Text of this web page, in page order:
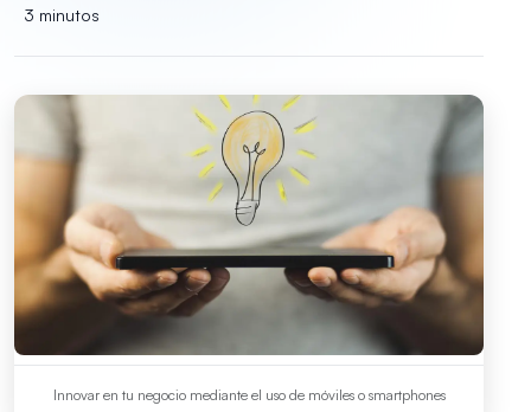
3 minutos
Innovar en tu negocio mediante el uso de móviles o smartphones